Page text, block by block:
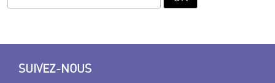
SUIVEZ-NOUS